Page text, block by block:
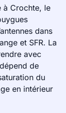
à Crochte, le
dans
et SFR. La
avec
de
du
en intérieur